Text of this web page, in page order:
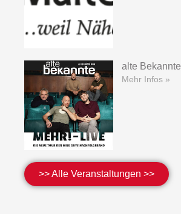
alte Bekannte
Mehr Infos »
>> Alle Veranstaltungen >>